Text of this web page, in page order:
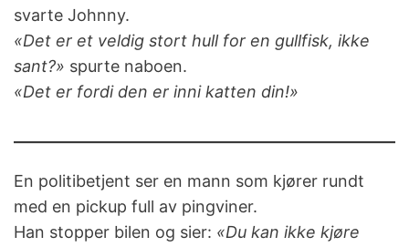
svarte Johnny.
«Det er et veldig stort hull for en gullfisk, ikke
sant?» spurte naboen.
«Det er fordi den er inni katten din!»
En politibetjent ser en mann som kjører rundt
med en pickup full av pingviner.
Han stopper bilen og sier: «Du kan ikke kjøre